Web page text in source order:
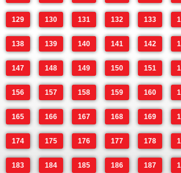
129 130 131 132 133
138 139 140 141 142
147 148 149 150 151
156 157 158 159 160
165 166 167 168 169
174 175 176 177 178
183 184 185 186 187